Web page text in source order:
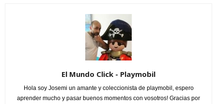
El Mundo Click - Playmobil
Hola soy Josemi un amante y coleccionista de playmobil, espero
aprender mucho y pasar buenos momentos con vosotros! Gracias por